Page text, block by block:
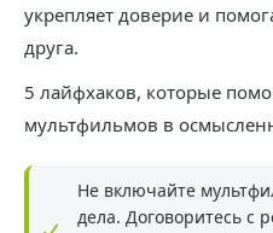
укрепляет доверие и
друга.
5 лайфхаков, которые
мультфильмов в
Не включайте
дела. Договоритесь с